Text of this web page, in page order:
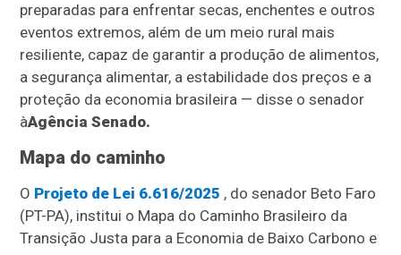
preparadas para enfrentar secas, enchentes e outros
eventos extremos, além de um meio rural mais
resiliente, capaz de garantir a produção de alimentos,
a segurança alimentar, a estabilidade dos preços e a
proteção da economia brasileira — disse o senador
àAgência Senado.
Mapa do caminho
O Projeto de Lei 6.616/2025 , do senador Beto Faro
(PT-PA), institui o Mapa do Caminho Brasileiro da
Transição Justa para a Economia de Baixo Carbono e